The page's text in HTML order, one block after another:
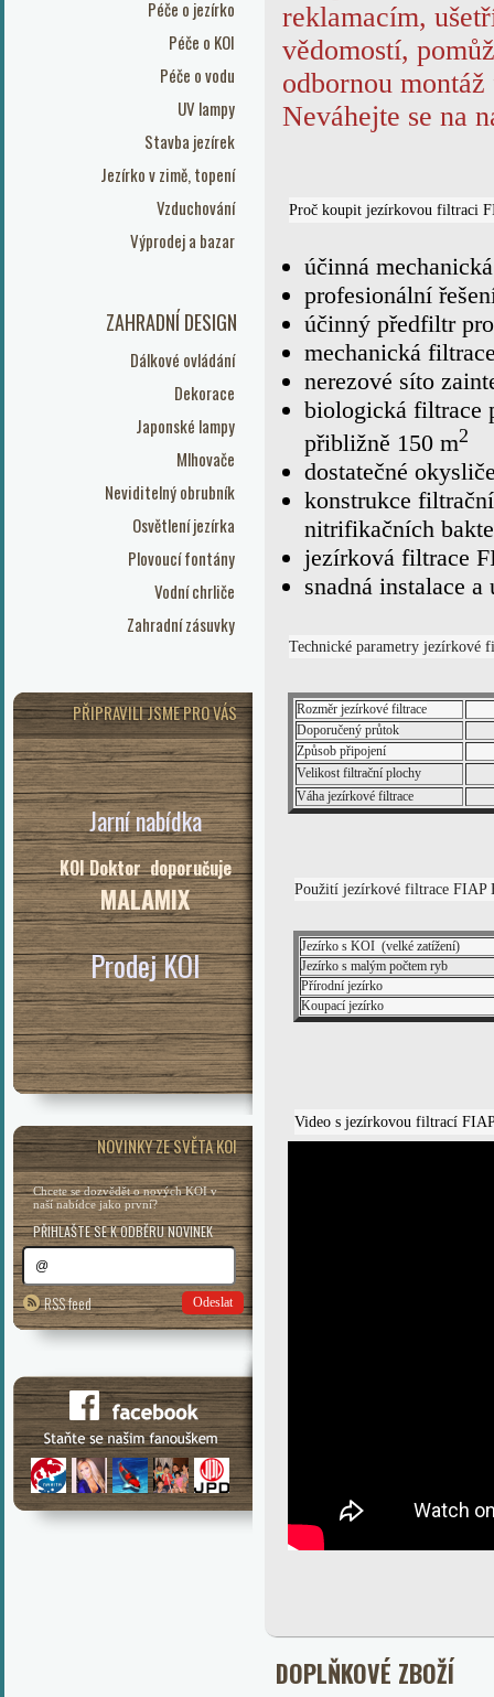
Péče o jezírko
Péče o KOI
Péče o vodu
UV lampy
Stavba jezírek
Jezírko v zimě, topení
Vzduchování
Výprodej a bazar
ZAHRADNÍ DESIGN
Dálkové ovládání
Dekorace
Japonské lampy
Mlhovače
Neviditelný obrubník
Osvětlení jezírka
Plovoucí fontány
Vodní chrliče
Zahradní zásuvky
PŘIPRAVILI JSME PRO VÁS
Jarní nabídka
KOI Doktor doporučuje
MALAMIX
Prodej KOI
NOVINKY ZE SVĚTA KOI
Chcete se dozvědět o nových KOI v
naší nabídce jako první?
PŘIHLAŠTE SE K ODBĚRU NOVINEK
RSS feed Odeslat
reklamacím,
vědomostí,
odbornou
Neváhejte se na
Proč koupit jezírkovou filtraci
účinná
profesionální
účinný předfiltr
mechanická
nerezové síto
biologická filtrace
přibližně 150 m2
dostatečné
konstrukce
nitrifikačních
jezírková filtrace
snadná instalace a
Technické parametry jezírkové
Rozměr jezírkové filtrace
Doporučený průtok
Způsob připojení
Velikost filtrační plochy
Váha jezírkové filtrace
Použití jezírkové filtrace FIAP
Jezírko s KOI (velké zatížení)
Jezírko s malým počtem ryb
Přírodní jezírko
Koupací jezírko
Video s jezírkovou filtrací
DOPLŇKOVÉ ZBOŽÍ